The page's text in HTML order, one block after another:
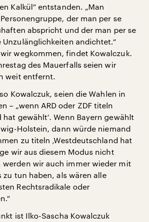
Kalkül“ entstanden. „Man
der man per se
abspricht und der man per se
andichtet.“
wegkommen, findet Kowalczuk.
des Mauerfalls seien wir
weit entfernt.
Kowalczuk, seien die Wahlen in
– „wenn ARD oder ZDF titeln
hat gewählt‘. Wenn Bayern gewählt
Holstein, dann würde niemand
zu titeln ‚Westdeutschland hat
wir aus diesem Modus nicht
werden wir auch immer wieder mit
zu tun haben, als wären alle
Rechtsradikale oder
ist Ilko-Sascha Kowalczuk